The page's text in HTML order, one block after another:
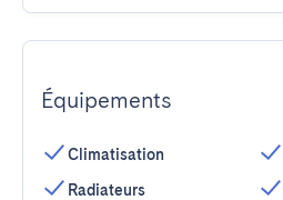
Équipements
Climatisation
Radiateurs